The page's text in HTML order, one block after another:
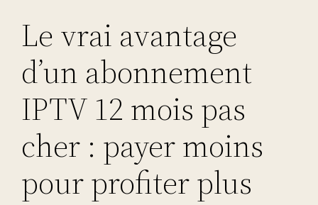
Le vrai avantage
d’un abonnement
IPTV 12 mois pas
cher : payer moins
pour profiter plus